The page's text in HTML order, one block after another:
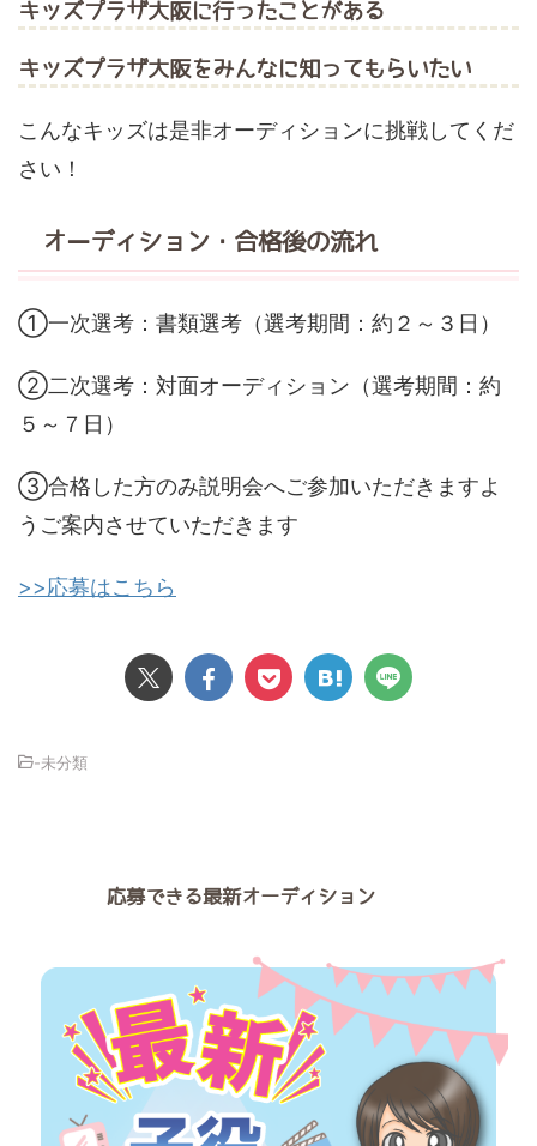
キッズプラザ大阪に行ったことがある
キッズプラザ大阪をみんなに知ってもらいたい
こんなキッズは是非オーディションに挑戦してくだ
さい！
オーディション・合格後の流れ
①一次選考：書類選考（選考期間：約２～３日）
②二次選考：対面オーディション（選考期間：約
５～７日）
③合格した方のみ説明会へご参加いただきますよ
うご案内させていただきます
>>応募はこちら
-未分類
応募できる最新オーディション